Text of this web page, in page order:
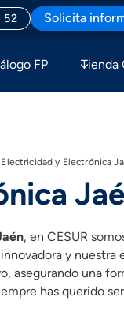
52 Solicita
FP Tienda
y Electrónica
, en CESUR
y
una
has querido